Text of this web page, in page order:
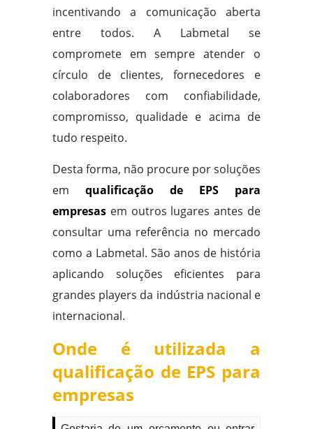
incentivando a comunicação aberta
entre todos. A Labmetal se
compromete em sempre atender o
círculo de clientes, fornecedores e
colaboradores com confiabilidade,
compromisso, qualidade e acima de
tudo respeito.
Desta forma, não procure por soluções
em qualificação de EPS para
empresas em outros lugares antes de
consultar uma referência no mercado
como a Labmetal. São anos de história
aplicando soluções eficientes para
grandes players da indústria nacional e
internacional.
Onde é utilizada a
qualificação de EPS para
empresas